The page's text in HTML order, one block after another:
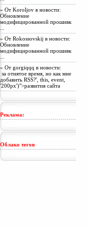
» От Koroljov в новости:
Обновление
модифицированной прошивк
» От Rokossovskij в новости:
Обновление
модифицированной прошивк
» От gorgiqqq в новости:
за отнятое время, но как мне
добавить RSS?', this, event,
'200px')">развития сайта
Реклама:
Облако тегов